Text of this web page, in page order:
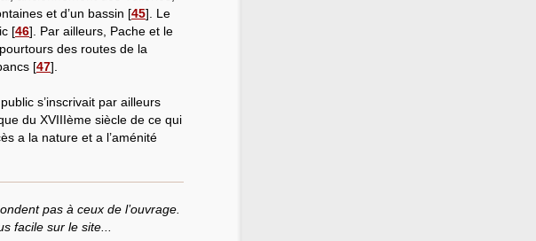
et d’un bassin [45] . Le
[46] . Par ailleurs, Pache et le
des routes de la
[47]
s’inscrivait par ailleurs
du XVIIIème siècle de ce qui
a la nature et a l’aménité
pas à ceux de l’ouvrage.
facile sur le site...